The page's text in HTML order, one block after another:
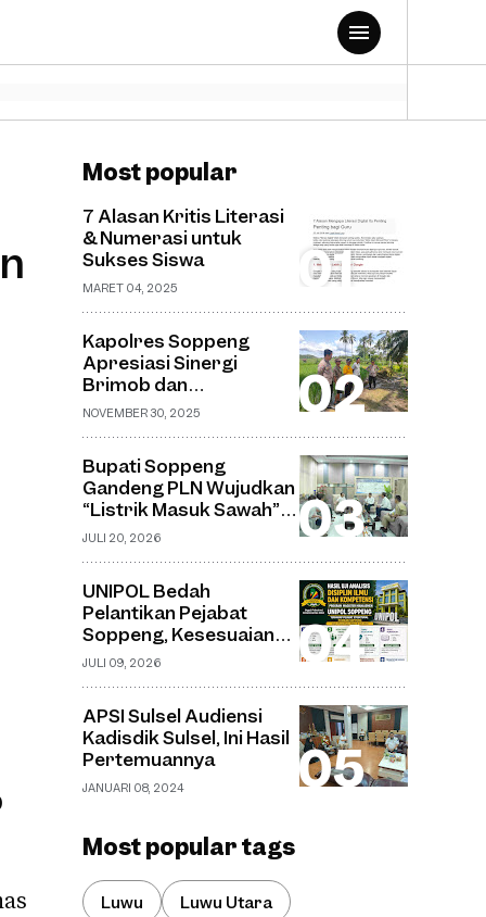
Most popular
7 Alasan Kritis Literasi
& Numerasi untuk
Sukses Siswa
MARET 04, 2025
Kapolres Soppeng
Apresiasi Sinergi
Brimob dan
Bhabinkamtibmas
Jembatan Gantung di
Desa Watu
NOVEMBER 30, 2025
Bupati Soppeng
Gandeng PLN Wujudkan
“Listrik Masuk Sawah”,
Pompanisasi Jadi Solusi
JULI 20, 2026
UNIPOL Bedah
Pelantikan Pejabat
Soppeng, Kesesuaian
Jabatan dan Disiplin
JULI 09, 2026
APSI Sulsel Audiensi
Kadisdik Sulsel, Ini Hasil
Pertemuannya
JANUARI 08, 2024
Most popular tags
Luwu Luwu Utara